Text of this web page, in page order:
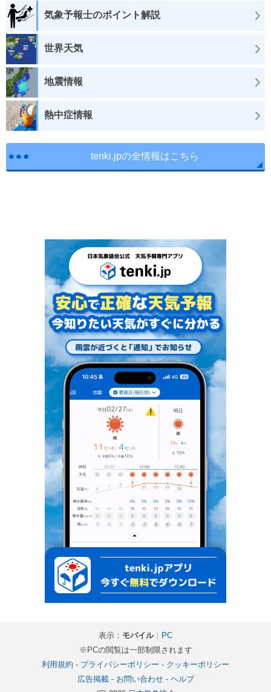
気象予報士のポイント解説
世界天気
地震情報
熱中症情報
tenki.jpの全情報はこちら
表示： モバイル｜ PC
※PCの閲覧は一部制限されます
利用規約 - プライバシーポリシー - クッキーポリシー
広告掲載- お問い合わせ- ヘルプ